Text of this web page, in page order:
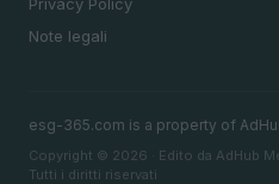
Note legali
esg-365.com is a property of
Copyright © 2026 · Edito da AdHub
Tutti i diritti riservati